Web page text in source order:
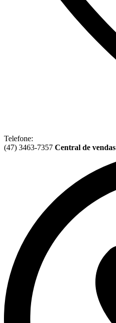
Telefone:
(47) 3463-7357 Central de vendas